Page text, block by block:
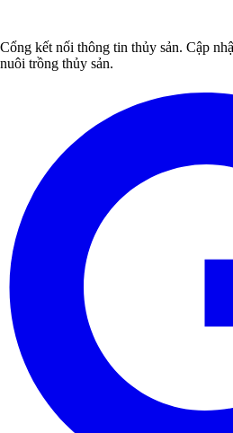
Cổng kết nối thông tin thủy sản. Cập
nuôi trồng thủy sản.